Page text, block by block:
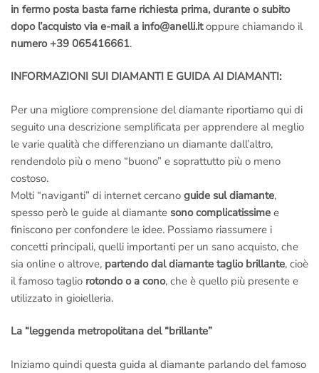
in fermo posta basta farne richiesta prima, durante o subito
dopo l’acquisto via e-mail a info@anelli.itoppure chiamando il
numero +39 065416661.
INFORMAZIONI SUI DIAMANTI E GUIDA AI DIAMANTI:
Per una migliore comprensione del diamante riportiamo qui di
seguito una descrizione semplificata per apprendere al meglio
le varie qualità che differenziano un diamante dall’altro,
rendendolo più o meno “buono” e soprattutto più o meno
costoso.
Molti “naviganti” di internet cercano guide sul diamante,
spesso però le guide al diamante sono complicatissime e
finiscono per confondere le idee. Possiamo riassumere i
concetti principali, quelli importanti per un sano acquisto, che
sia online o altrove, partendo dal diamante taglio brillante, cioè
il famoso taglio rotondo o a cono, che è quello più presente e
utilizzato in gioielleria.
La “leggenda metropolitana del “brillante”
Iniziamo quindi questa guida al diamante parlando del famoso